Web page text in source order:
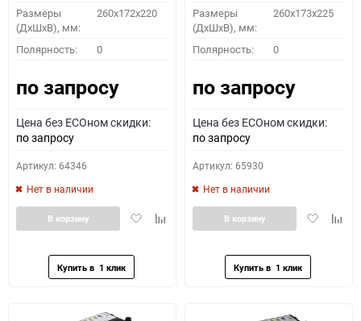
Размеры
(ДхШхВ), мм:
260x172x220
Полярность: 0
по запросу
Цена без ECOном скидки:
по запросу
Артикул: 64346
Нет в наличии
ДобавитьДобавить
В корзину
Размеры
(ДхШхВ), мм:
260x173x225
Полярность: 0
по запросу
Цена без ECOном скидки:
по запросу
Артикул: 65930
Нет в наличии
Добавить
В корзину